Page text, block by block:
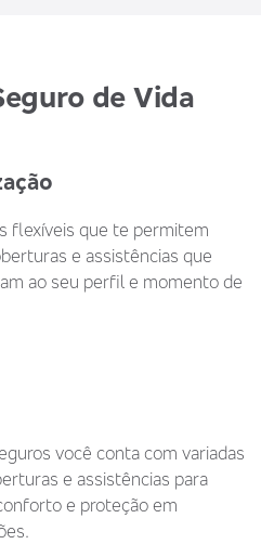
de Vida
flexíveis que te permitem
e assistências que
ao seu perfil e momento de
você conta com variadas
e assistências para
e proteção em